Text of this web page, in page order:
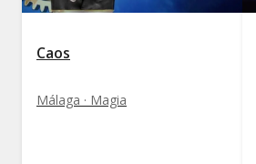
Caos
Málaga · Magia